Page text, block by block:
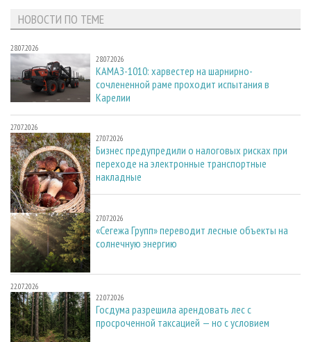
НОВОСТИ ПО ТЕМЕ
28.07.2026
28.07.2026
КАМАЗ-1010: харвестер на шарнирно-
сочлененной раме проходит испытания в
Карелии
27.07.2026
27.07.2026
Бизнес предупредили о налоговых рисках при
переходе на электронные транспортные
накладные
27.07.2026
27.07.2026
«Сегежа Групп» переводит лесные объекты на
солнечную энергию
22.07.2026
22.07.2026
Госдума разрешила арендовать лес с
просроченной таксацией — но с условием